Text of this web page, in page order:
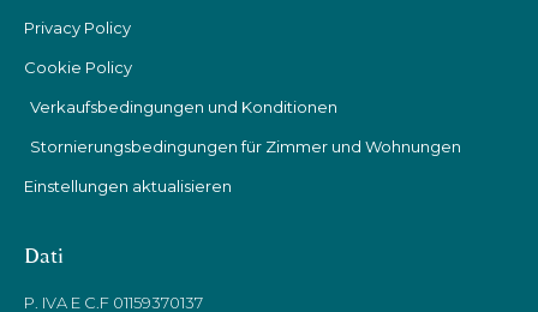
Privacy Policy
Cookie Policy
Verkaufsbedingungen und Konditionen
Stornierungsbedingungen für Zimmer und Wohnungen
Einstellungen aktualisieren
Dati
P. IVA E C.F 01159370137